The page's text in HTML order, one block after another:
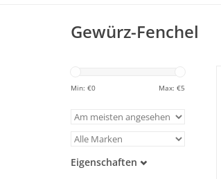
Gewürz-Fenchel
Min: €0 Max: €5
Eigenschaften